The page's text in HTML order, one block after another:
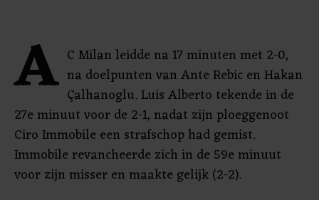
A C Milan leidde na 17 minuten met 2-0,
na doelpunten van Ante Rebic en Hakan
Çalhanoglu. Luis Alberto tekende in de
27e minuut voor de 2-1, nadat zijn ploeggenoot
Ciro Immobile een strafschop had gemist.
Immobile revancheerde zich in de 59e minuut
voor zijn misser en maakte gelijk (2-2).